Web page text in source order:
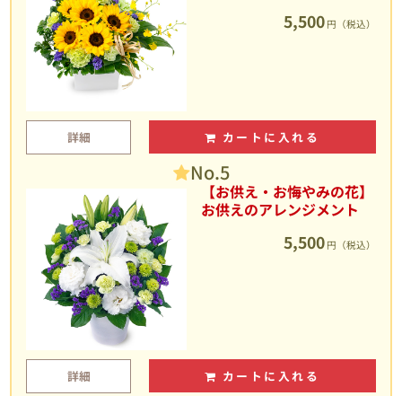
5,500 円（税込）
詳細 カートに入れる
No.5
【お供え・お悔やみの花】
お供えのアレンジメント
5,500 円（税込）
詳細 カートに入れる